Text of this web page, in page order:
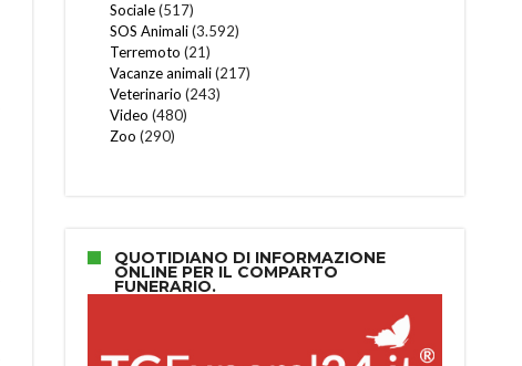
Sociale(517)
SOS Animali(3.592)
Terremoto (21)
Vacanze animali(217)
Veterinario (243)
Video (480)
Zoo (290)
QUOTIDIANO DI INFORMAZIONE
ONLINE PER IL COMPARTO
FUNERARIO.